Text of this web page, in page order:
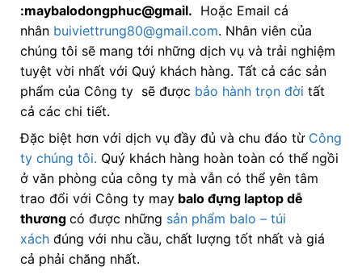
:maybalodongphuc@gmail. Hoặc Email cá
nhân buiviettrung80@gmail.com. Nhân viên của
chúng tôi sẽ mang tới những dịch vụ và trải nghiệm
tuyệt vời nhất với Quý khách hàng. Tất cả các sản
phẩm của Công ty sẽ được bảo hành trọn đời tất
cả các chi tiết.
Đặc biệt hơn với dịch vụ đầy đủ và chu đáo từ Công
ty chúng tôi. Quý khách hàng hoàn toàn có thể ngồi
ở văn phòng của công ty mà vẫn có thể yên tâm
trao đổi với Công ty maybalo đựng laptop dễ
thương có được những sản phẩm balo – túi
xáchđúng với nhu cầu, chất lượng tốt nhất và giá
cả phải chăng nhất.